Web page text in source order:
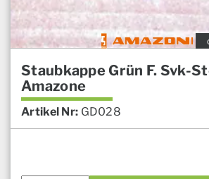
Staubkappe Grün F. Svk-
Amazone
Artikel Nr: GD028